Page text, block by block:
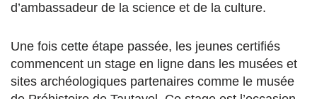
d’ambassadeur de la science et de la culture.
Une fois cette étape passée, les jeunes certifiés
commencent un stage en ligne dans les musées et
sites archéologiques partenaires comme le musée